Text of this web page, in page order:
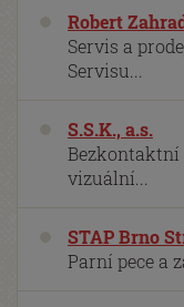
Robert
Servis a
Servisu...
S.S.K., a.s.
Bezkontaktní
vizuální...
STAP Brno
Parní pece a